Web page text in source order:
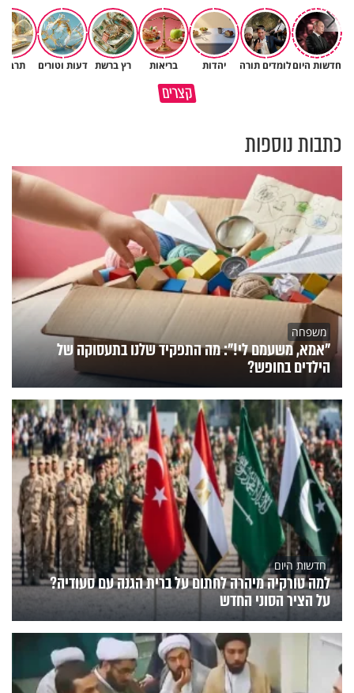
חדשות היוםלומדים תורה יהדות בריאות רץ ברשת דעות וטורים
קצרים
סגולה בבוקר להסרת חששות
במבט לאחור - האם התקופה
כתבות נוספות
משפחה
"אמא, משעמם לי!": מה התפקיד שלנו בתעסוקה של
הילדים בחופש?
חדשות היום
למה טורקיה מיהרה לחתום על ברית הגנה עם סעודיה?
על הציר הסוני החדש